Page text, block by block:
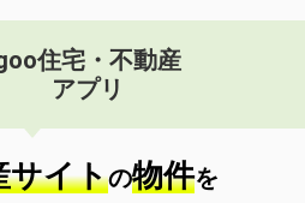
住宅・不動産
アプリ
サイトの物件を